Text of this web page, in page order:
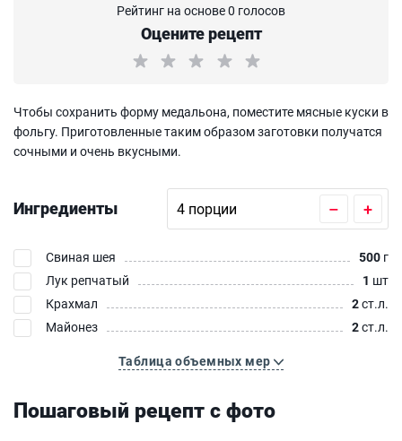
Рейтинг на основе 0 голосов
Оцените рецепт
Чтобы сохранить форму медальона, поместите мясные куски в
фольгу. Приготовленные таким образом заготовки получатся
сочными и очень вкусными.
Ингредиенты – +
Свиная шея 500 г
Лук репчатый
1 шт
Крахмал
2ст.л.
Майонез
2ст.л.
Таблица объемных мер
Пошаговый рецепт с фото